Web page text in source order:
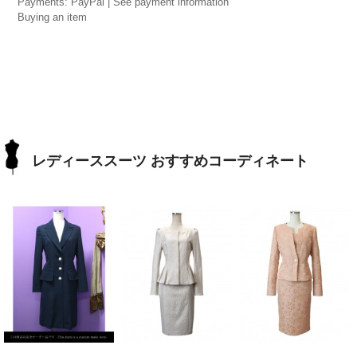
Buying an item
レディーススーツ おすすめコーディネート